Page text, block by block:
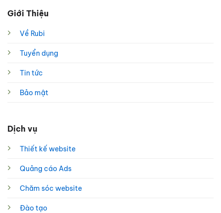
Giới Thiệu
Về Rubi
Tuyển dụng
Tin tức
Bảo mật
Dịch vụ
Thiết kế website
Quảng cáo Ads
Chăm sóc website
Đào tạo